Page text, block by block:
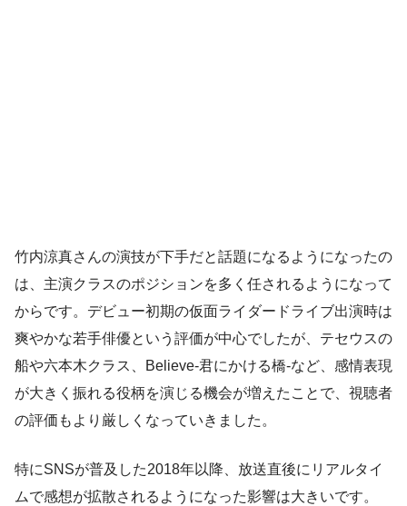
竹内涼真さんの演技が下手だと話題になるようになったの
は、主演クラスのポジションを多く任されるようになって
からです。デビュー初期の仮面ライダードライブ出演時は
爽やかな若手俳優という評価が中心でしたが、テセウスの
船や六本木クラス、Believe-君にかける橋-など、感情表現
が大きく振れる役柄を演じる機会が増えたことで、視聴者
の評価もより厳しくなっていきました。
特にSNSが普及した2018年以降、放送直後にリアルタイ
ムで感想が拡散されるようになった影響は大きいです。